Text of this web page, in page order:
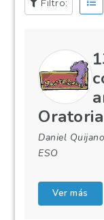
Filtro:
Daniel
ESO
Ver más